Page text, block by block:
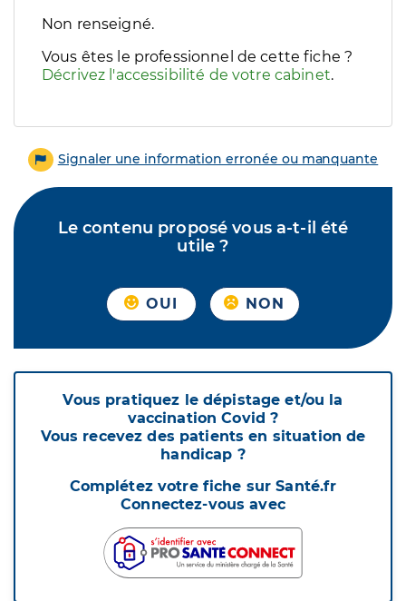
Filtres
Sélectionnez un ou plusieurs handicaps/besoins
Non renseigné.
Vous êtes le professionnel de cette fiche ?
Décrivez l'accessibilité de votre cabinet.
Signaler une information erronée ou manquante
Le contenu proposé vous a-t-il été
utile ?
OUI NON
Vous pratiquez le dépistage et/ou la
vaccination Covid ?
Vous recevez des patients en situation de
handicap ?
Complétez votre fiche sur Santé.fr
Connectez-vous avec